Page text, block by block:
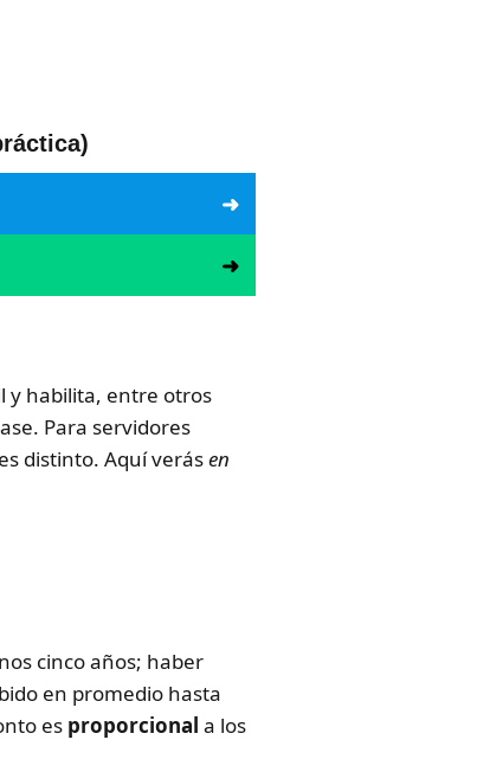
y habilita, entre otros
Para servidores
distinto. Aquí verásen
cinco años; haber
en promedio hasta
es proporcional a los